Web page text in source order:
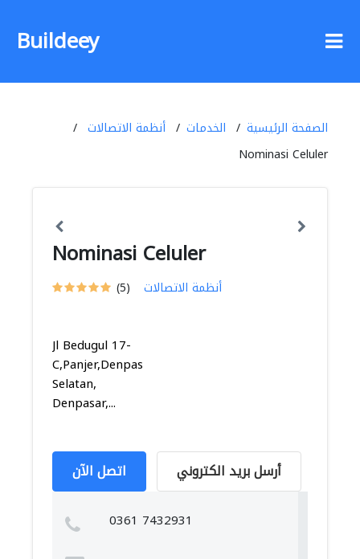
Buildeey
الصفحة الرئيسية الخدمات
أنظمة الاتصالات
Nominasi Celuler
Nominasi Celuler
(5) أنظمة الاتصالات
Jl Bedugul 17-
C,Panjer,Denpasar
Selatan,
Denpasar,...
اتصل الآن أرسل بريد الكتروني
0361 7432931